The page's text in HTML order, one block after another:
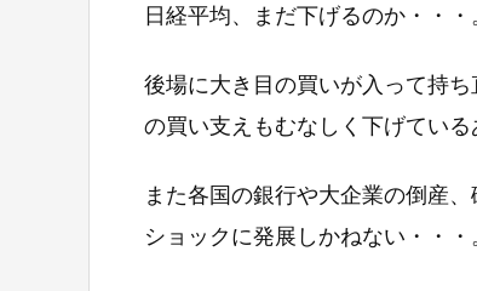
日経平均、まだ下げるのか・・・
後場に大き目の買いが入って持
の買い支えもむなしく下げてい
また各国の銀行や大企業の倒産
ショックに発展しかねない・・・